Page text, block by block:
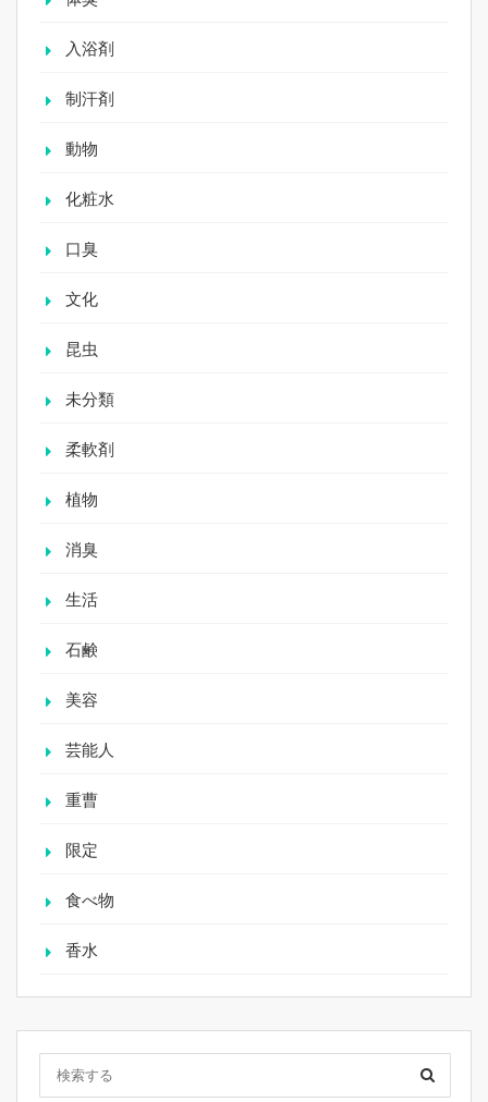
入浴剤
制汗剤
動物
化粧水
口臭
文化
昆虫
未分類
柔軟剤
植物
消臭
生活
石鹸
美容
芸能人
重曹
限定
食べ物
香水